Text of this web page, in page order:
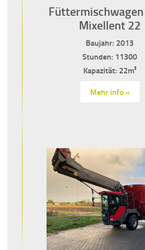
Mixellent 22
Baujahr: 2013
Stunden: 11300
Kapazität: 22m³
Mehr info »